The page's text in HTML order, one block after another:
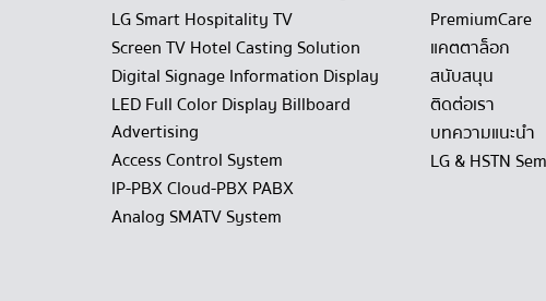
LG Smart Hospitality TV
Screen TV Hotel Casting Solution
Digital Signage Information Display
LED Full Color Display Billboard
Advertising
Access Control System
IP-PBX Cloud-PBX PABX
Analog SMATV System
PremiumCare
แคตตาล็อก
สนับสนุน
ติดต่อเรา
บทความแนะนำ
LG & HSTN